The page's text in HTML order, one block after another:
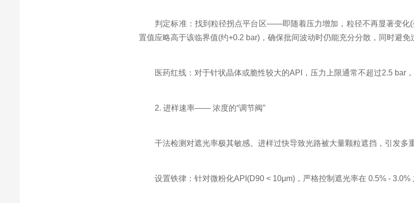
判定标准：找到粒径拐点平台区——即随着压力增加，粒径不再显著变化(
置值应略高于该临界值(约+0.2 bar)，确保批间波动时仍能充分分散，同时避免
医药红线：对于针状晶体或脆性较大的API，压力上限通常不超过2.5 bar，
2. 进样速率—— 浓度的“调节阀”
干法检测对遮光率极其敏感。进样过快导致光路被大量颗粒遮挡，引发多
设置铁律：针对微粉化API(D90 < 10μm)，严格控制遮光率在 0.5% - 3.0%